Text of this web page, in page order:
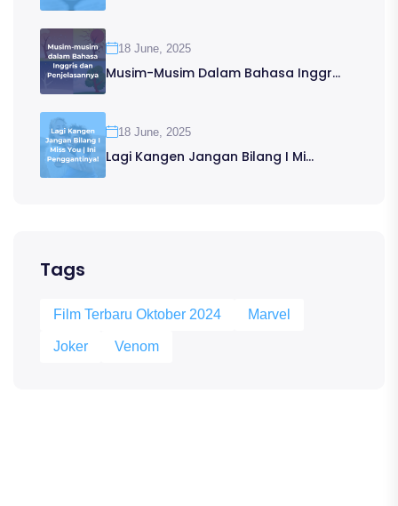
18 June, 2025
Musim-Musim Dalam Bahasa Inggr...
18 June, 2025
Lagi Kangen Jangan Bilang I Mi...
Tags
Film Terbaru Oktober 2024 Marvel
Joker Venom